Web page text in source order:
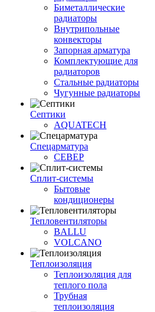
Биметаллические
радиаторы
Внутрипольные
конвекторы
Запорная арматура
Комплектующие для
радиаторов
Стальные радиаторы
Чугунные радиаторы
Септики
AQUATECH
Спецарматура
СЕВЕР
Сплит-системы
Бытовые
кондиционеры
Тепловентиляторы
BALLU
VOLCANO
Теплоизоляция
Теплоизоляция для
теплого пола
Трубная
теплоизоляция